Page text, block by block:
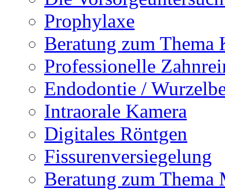
Prophylaxe
Beratung zum Thema
Professionelle
Endodontie /
Intraorale Kamera
Digitales Röntgen
Fissurenversiegelung
Beratung zum Thema